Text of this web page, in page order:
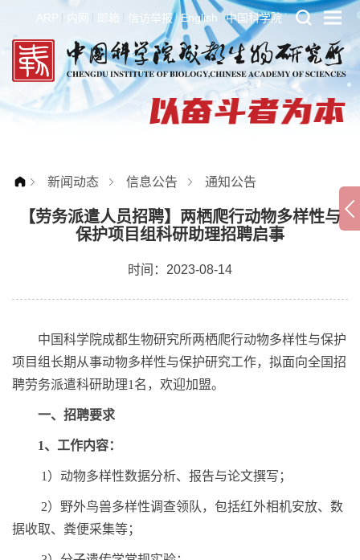
ARP 内网 邮箱 信访举报 English 中国科学院
新闻动态 信息公告 通知公告
【劳务派遣人员招聘】两栖爬行动物多样性与
保护项目组科研助理招聘启事
时间：2023-08-14
中国科学院成都生物研究所两栖爬行动物多样性与保护
项目组长期从事动物多样性与保护研究工作，拟面向全国招
聘劳务派遣科研助理1 名，欢迎加盟。
一、招聘要求
1、工作内容：
1 ）动物多样性数据分析、报告与论文撰写；
2）野外鸟兽多样性调查领队，包括红外相机安放、数
据收取、粪便采集等；